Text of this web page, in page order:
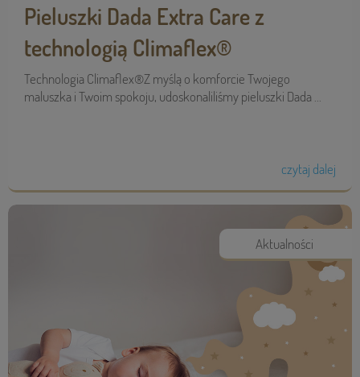
Pieluszki Dada Extra Care z
technologią Climaflex®
Technologia Climaflex®Z myślą o komforcie Twojego
maluszka i Twoim spokoju, udoskonaliliśmy pieluszki Dada ...
czytaj dalej
Aktualności